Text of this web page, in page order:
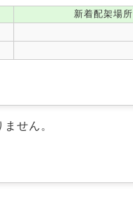
新着配架場所
せん。